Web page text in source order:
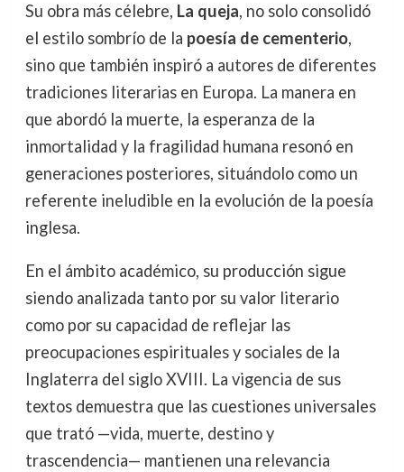
Su obra más célebre, La queja, no solo consolidó
el estilo sombrío de la poesía de cementerio,
sino que también inspiró a autores de diferentes
tradiciones literarias en Europa. La manera en
que abordó la muerte, la esperanza de la
inmortalidad y la fragilidad humana resonó en
generaciones posteriores, situándolo como un
referente ineludible en la evolución de la poesía
inglesa.
En el ámbito académico, su producción sigue
siendo analizada tanto por su valor literario
como por su capacidad de reflejar las
preocupaciones espirituales y sociales de la
Inglaterra del siglo XVIII. La vigencia de sus
textos demuestra que las cuestiones universales
que trató —vida, muerte, destino y
trascendencia— mantienen una relevancia